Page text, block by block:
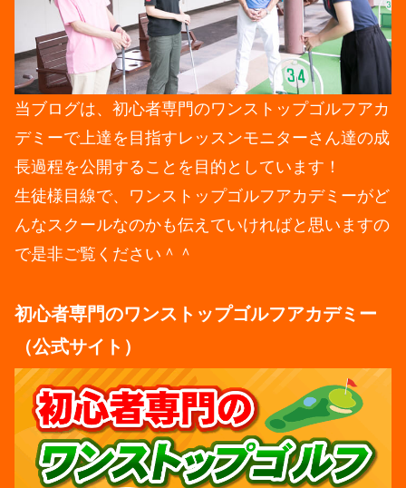
当ブログは、初心者専門のワンストップゴルフアカ
デミーで上達を目指すレッスンモニターさん達の成
長過程を公開することを目的としています！
生徒様目線で、ワンストップゴルフアカデミーがど
んなスクールなのかも伝えていければと思いますの
で是非ご覧ください＾＾
初心者専門のワンストップゴルフアカデミー
（公式サイト）